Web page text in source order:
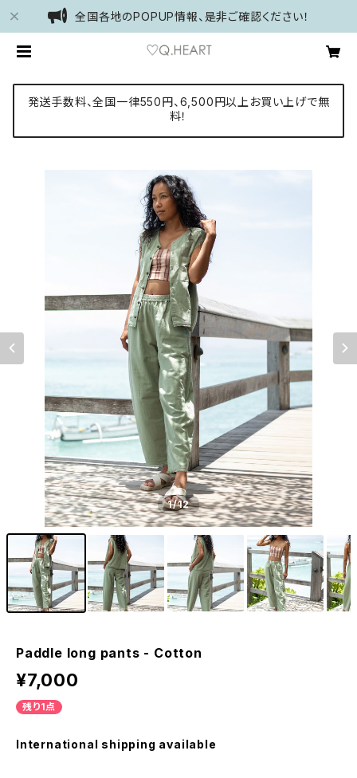
全国各地のPOPUP情報、是非ご確認ください！
発送手数料、全国一律550円、6,500円以上お買い上げで無
料！
1/12
Paddle long pants - Cotton
¥7,000
残り1点
International shipping available